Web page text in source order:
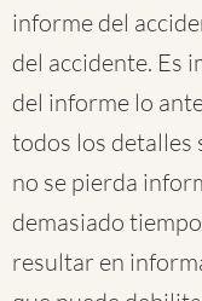
informe del
del accidente. Es
del informe lo
todos los detalles
no se pierda
demasiado
resultar en